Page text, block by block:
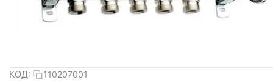
КОД: 110207001